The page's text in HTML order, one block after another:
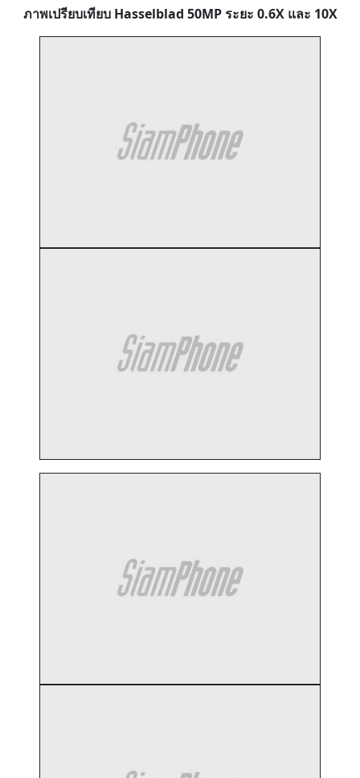
ภาพเปรียบเทียบ Hasselblad 50MP ระยะ 0.6X และ 10X